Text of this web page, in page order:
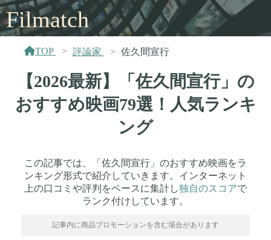
Filmatch
TOP 評論家 佐久間宣行
【2026最新】「佐久間宣行」の
おすすめ映画79選！人気ランキ
ング
この記事では、「佐久間宣行」のおすすめ映画をラ
ンキング形式で紹介していきます。インターネット
上の口コミや評判をベースに集計し独自のスコアで
ランク付けしています。
記事内に商品プロモーションを含む場合があります